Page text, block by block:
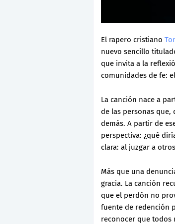
El rapero cristiano
nuevo sencillo
que invita a la
comunidades de fe: el
La canción nace a
de las personas que,
demás. A partir de
perspectiva: ¿qué
clara: al juzgar a
Más que una
gracia. La canción
que el perdón no
fuente de redención
reconocer que todos